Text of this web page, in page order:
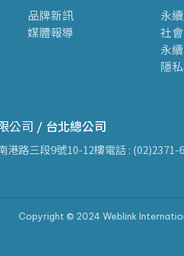
公司 / 台北總公司
港路三段9號10-12樓電話 : (02)2371-
Copyright © 2024 Weblink
品牌新訊
媒體報導
永
社
永
隱